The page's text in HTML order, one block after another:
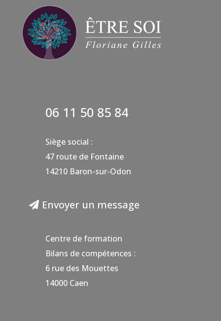
06 11 50 85 84
Siège social :
47 route de Fontaine
14210 Baron-sur-Odon
Envoyer un message
Centre de formation
Bilans de compétences :
6 rue des Mouettes
14000 Caen